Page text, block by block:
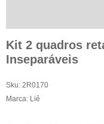
Kit 2 quadros
Inseparáveis
Sku: 2R0170
Marca: Liê